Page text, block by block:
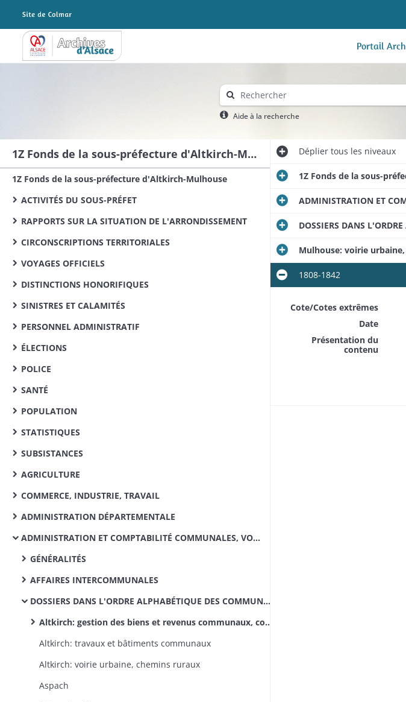
Archives Alsace - Colmar Portail
Aide à la recherche
1Z Fonds de la sous-préfecture d'Altkirch-Mulhouse
1Z Fonds de la sous-préfecture d'Altkirch-Mulhouse
ACTIVITÉS DU SOUS-PRÉFET
RAPPORTS SUR LA SITUATION DE L'ARRONDISSEMENT
CIRCONSCRIPTIONS TERRITORIALES
VOYAGES OFFICIELS
DISTINCTIONS HONORIFIQUES
SINISTRES ET CALAMITÉS
PERSONNEL ADMINISTRATIF
ÉLECTIONS
POLICE
SANTÉ
POPULATION
STATISTIQUES
SUBSISTANCES
AGRICULTURE
COMMERCE, INDUSTRIE, TRAVAIL
ADMINISTRATION DÉPARTEMENTALE
ADMINISTRATION ET COMPTABILITÉ COMMUNALES, VOIRIE VICINALE
GÉNÉRALITÉS
AFFAIRES INTERCOMMUNALES
DOSSIERS DANS L'ORDRE ALPHABÉTIQUE DES COMMUNES
Altkirch: gestion des biens et revenus communaux, comptabilité, contentieux
Altkirch: travaux et bâtiments communaux
Altkirch: voirie urbaine, chemins ruraux
Aspach
Dépliertous les niveaux
1Z Fonds de la sous-
ADMINISTRATION ET
DOSSIERS DANS
Mulhouse: voirie
1808-1842
Cote/Cotes extrêmes
Date
Présentation du
contenu